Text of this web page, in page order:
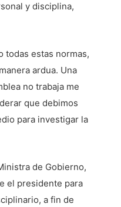
y disciplina,
todas estas normas,
ardua. Una
no trabaja me
que debimos
para investigar la
de Gobierno,
el presidente para
a fin de